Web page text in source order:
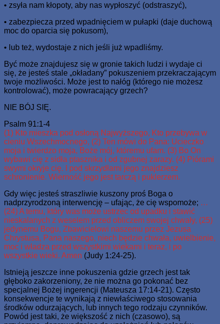
• zsyła nam kłopoty, aby nas wypłoszyć (odstraszyć),
• zabezpiecza przed wpadnięciem w pułapki (daje duchową
moc do oparcia się pokusom),
• lub też, wydostaje z nich jeśli już wpadliśmy.
Być może znajdujesz się w gronie takich ludzi i wydaje ci
się, że jesteś stale „okładany” pokuszeniem przekraczającym
twoje możliwości. Może jest to nałóg (którego nie możesz
kontrolować), może powracający grzech?
NIE BÓJ SIĘ.
Psalm 91:1-4
(1) Kto mieszka pod osłoną Najwyższego, Kto przebywa w
cieniu Wszechmocnego, (2) Ten mówi do Pana: Ucieczko
moja i twierdzo moja, Boże mój, któremu ufam. (3) Bo On
wybawi cię z sidła ptasznika i od zgubnej zarazy. (4) Piórami
swymi okryje cię. I pod skrzydłami jego znajdziesz
schronienie. Wierność jego jest tarczą i puklerzem.
Gdy więc jesteś straszliwie kuszony proś Boga o
nadprzyrodzoną interwencję – ufając, że cię wspomoże; …
(24) A temu, który was może ustrzec od upadku i stawić
nieskalanych z weselem przed obliczem swojej chwały, (25)
jedynemu Bogu, Zbawicielowi naszemu przez Jezusa
Chrystusa, Pana naszego, niech będzie chwała, uwielbienie,
moc i władza przed wszystkimi wiekami i teraz, i po
wszystkie wieki. Amen (Judy 1:24-25).
Istnieją jeszcze inne pokuszenia gdzie grzech jest tak
głęboko zakorzeniony, że nie można go pokonać bez
specjalnej Bożej ingerencji (Mateusza 17:14-21). Często
konsekwencje te wynikają z niewłaściwego stosowania
środków odurzających, lub innych tego rodzaju czynników.
Powód jest taki, że większość z nich (czasowo), są